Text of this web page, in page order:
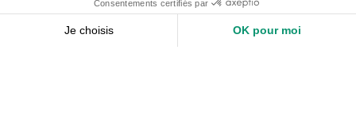
Nos services